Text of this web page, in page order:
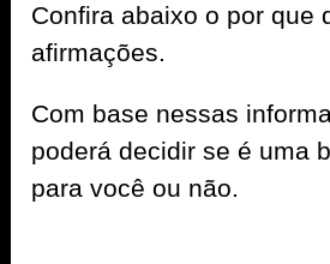
Confira abaixo o por que
afirmações.
Com base nessas
poderá decidir se é uma
para você ou não.